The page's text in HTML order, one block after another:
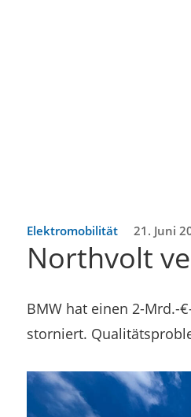
Elektromobilität 21. Juni
Northvolt
BMW hat einen 2-Mrd.-
storniert.